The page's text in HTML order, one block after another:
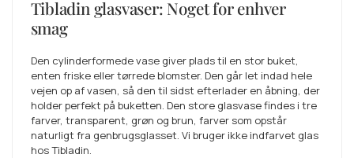
Tibladin glasvaser: Noget for enhver
smag
Den cylinderformede vase giver plads til en stor buket,
enten friske eller tørrede blomster. Den går let indad hele
vejen op af vasen, så den til sidst efterlader en åbning, der
holder perfekt på buketten. Den store glasvase findes i tre
farver, transparent, grøn og brun, farver som opstår
naturligt fra genbrugsglasset. Vi bruger ikke indfarvet glas
hos Tibladin.